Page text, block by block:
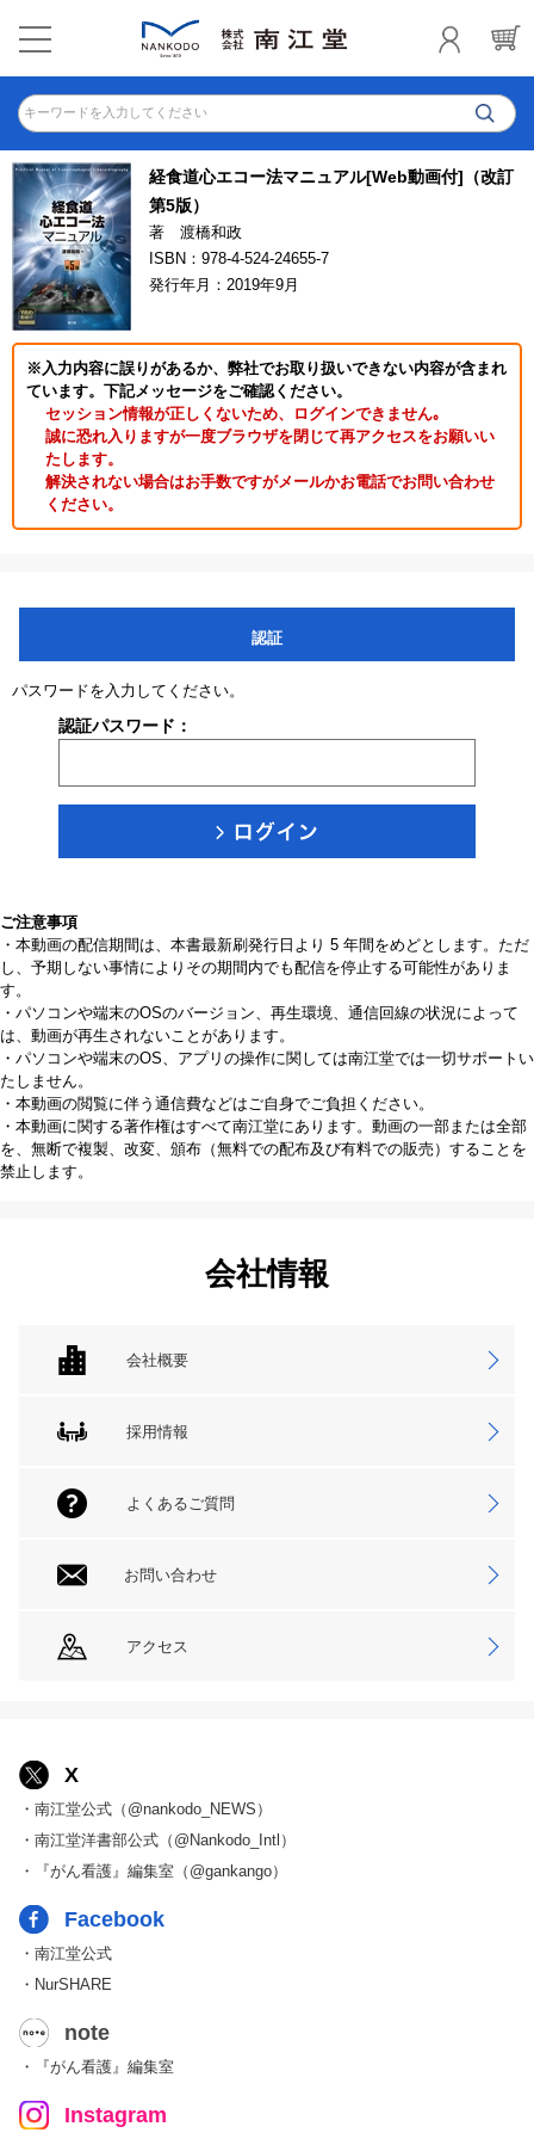
キーワードを入力してください
経食道心エコー法マニュアル[Web動画付]（改訂
第5版）
著 渡橋和政
ISBN：978-4-524-24655-7
発行年月：2019年9月
※入力内容に誤りがあるか、弊社でお取り扱いできない内容が含まれ
ています。下記メッセージをご確認ください。
セッション情報が正しくないため、ログインできません｡
誠に恐れ入りますが一度ブラウザを閉じて再アクセスをお願いい
たします。
解決されない場合はお手数ですがメールかお電話でお問い合わせ
ください。
認証
パスワードを入力してください。
認証パスワード：
ご注意事項
・本動画の配信期間は、本書最新刷発行日より 5 年間をめどとします。ただ
し、予期しない事情によりその期間内でも配信を停止する可能性がありま
す。
・パソコンや端末のOSのバージョン、再生環境、通信回線の状況によって
は、動画が再生されないことがあります。
・パソコンや端末のOS、アプリの操作に関しては南江堂では一切サポートい
たしません。
・本動画の閲覧に伴う通信費などはご自身でご負担ください。
・本動画に関する著作権はすべて南江堂にあります。動画の一部または全部
を、無断で複製、改変、頒布（無料での配布及び有料での販売）することを
禁止します。
会社情報
会社概要
採用情報
よくあるご質問
お問い合わせ
アクセス
X
・南江堂公式（@nankodo_NEWS）
・南江堂洋書部公式（@Nankodo_Intl）
・『がん看護』編集室（@gankango）
Facebook
・南江堂公式
・NurSHARE
note
・『がん看護』編集室
Instagram